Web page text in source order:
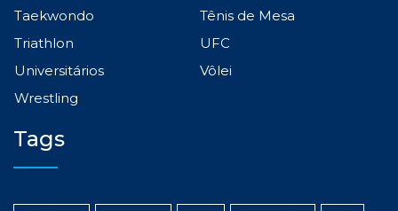
Taekwondo
Tênis de Mesa
Triathlon
UFC
Universitários
Vôlei
Wrestling
Tags